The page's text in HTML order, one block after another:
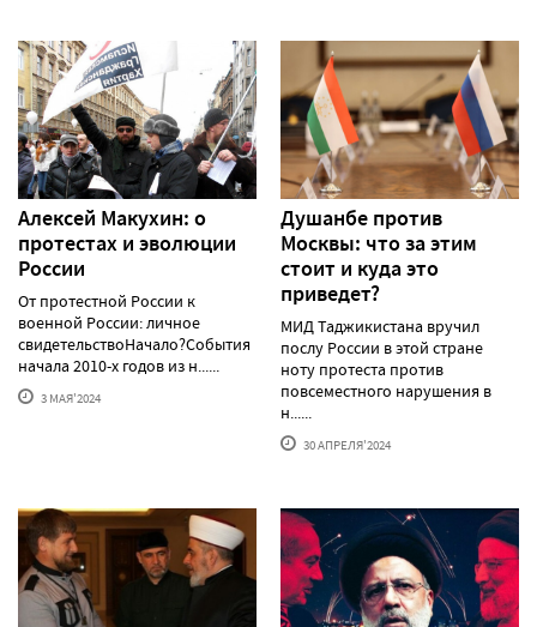
Алексей Макуxин: о
протестаx и эволюции
России
От протестной России к
военной России: личное
свидетельствоНачало?События
начала 2010-х годов из н......
3 МАЯ'2024
Душанбе против
Москвы: что за этим
стоит и куда это
приведет?
МИД Таджикистана вручил
послу России в этой стране
ноту протеста против
повсеместного нарушения в
н......
30 АПРЕЛЯ'2024